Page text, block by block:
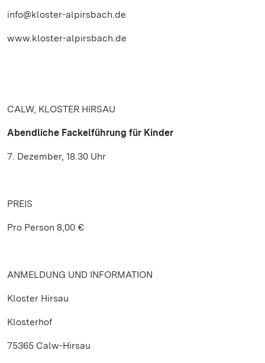
info@kloster-alpirsbach.de
www.kloster-alpirsbach.de
CALW, KLOSTER HIRSAU
Abendliche Fackelführung für Kinder
7. Dezember, 18.30 Uhr
PREIS
Pro Person 8,00 €
ANMELDUNG UND INFORMATION
Kloster Hirsau
Klosterhof
75365 Calw-Hirsau